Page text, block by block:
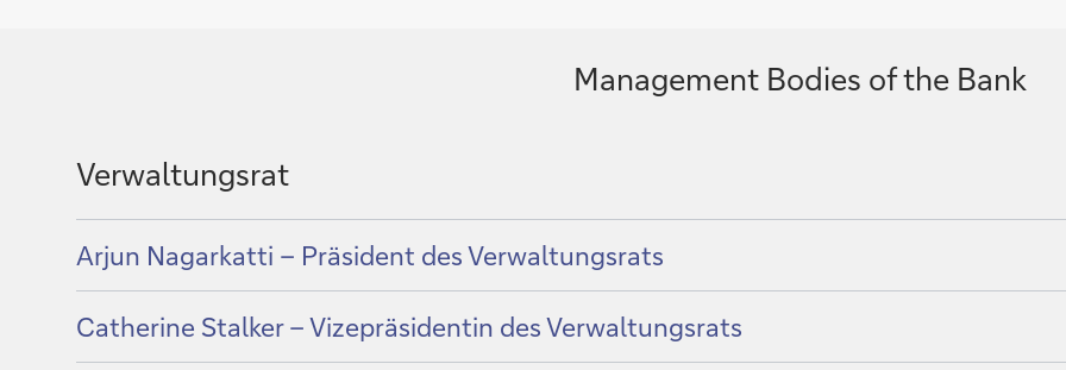
Management Bodies of the Bank
Verwaltungsrat
Show
content
of
Arjun Nagarkatti – Präsident des Verwaltungsrats
Show
content
of
Catherine Stalker – Vizepräsidentin des Verwaltungsrats